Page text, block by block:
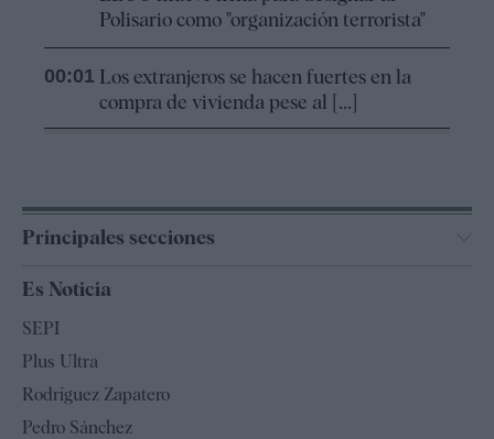
Polisario como "organización terrorista"
00:01 Los extranjeros se hacen fuertes en la
compra de vivienda pese al [...]
Principales secciones
España
Televisión
Es Noticia
SEPI
Plus Ultra
Rodríguez Zapatero
Pedro Sánchez